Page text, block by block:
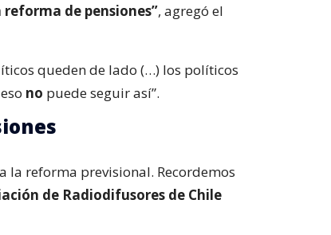
de pensiones”, agregó el
queden de lado (…) los políticos
no puede seguir así”.
la reforma previsional. Recordemos
de Radiodifusores de Chile